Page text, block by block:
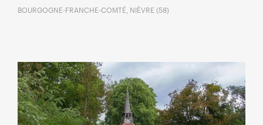
BOURGOGNE-FRANCHE-COMTÉ, NIÈVRE (58)